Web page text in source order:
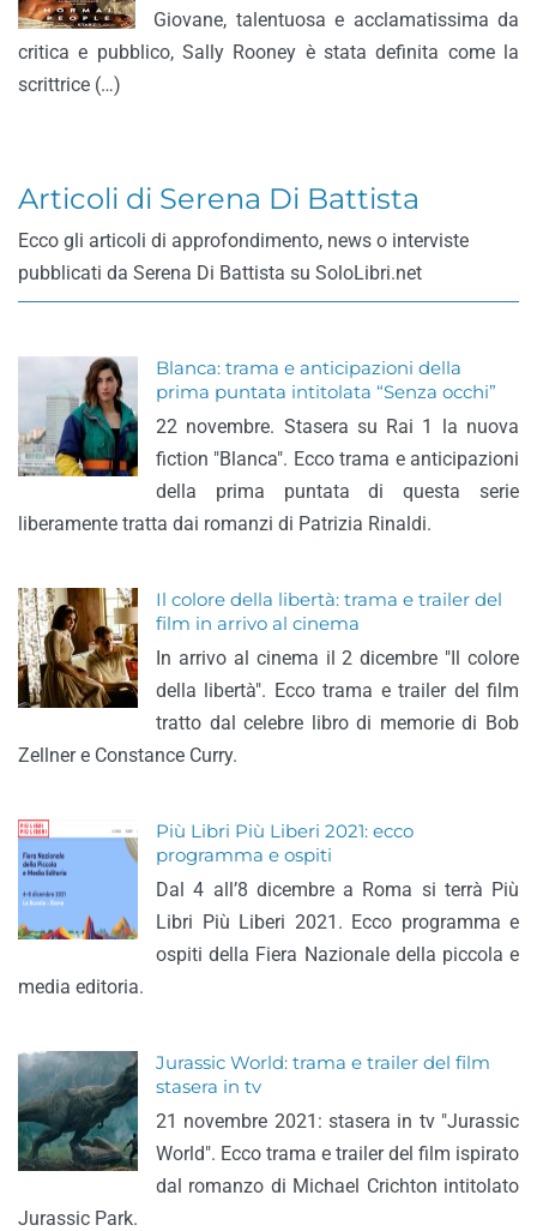
Giovane, talentuosa e acclamatissima da
critica e pubblico, Sally Rooney è stata definita come la
scrittrice (…)
Articoli di Serena Di Battista
Ecco gli articoli di approfondimento, news o interviste
pubblicati da Serena Di Battista su SoloLibri.net
Blanca: trama e anticipazioni della
prima puntata intitolata “Senza occhi”
22 novembre. Stasera su Rai 1 la nuova
fiction "Blanca". Ecco trama e anticipazioni
della prima puntata di questa serie
liberamente tratta dai romanzi di Patrizia Rinaldi.
Il colore della libertà: trama e trailer del
film in arrivo al cinema
In arrivo al cinema il 2 dicembre "Il colore
della libertà". Ecco trama e trailer del film
tratto dal celebre libro di memorie di Bob
Zellner e Constance Curry.
Più Libri Più Liberi 2021: ecco
programma e ospiti
Dal 4 all’8 dicembre a Roma si terrà Più
Libri Più Liberi 2021. Ecco programma e
ospiti della Fiera Nazionale della piccola e
media editoria.
Jurassic World: trama e trailer del film
stasera in tv
21 novembre 2021: stasera in tv "Jurassic
World". Ecco trama e trailer del film ispirato
dal romanzo di Michael Crichton intitolato
Jurassic Park.